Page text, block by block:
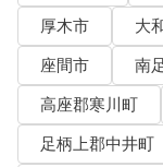
厚木市
大
座間市
南
高座郡寒川町
足柄上郡中井町